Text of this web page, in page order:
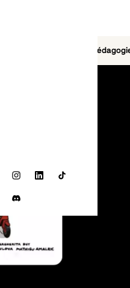
Instagram
LinkedInTikTok
Discord